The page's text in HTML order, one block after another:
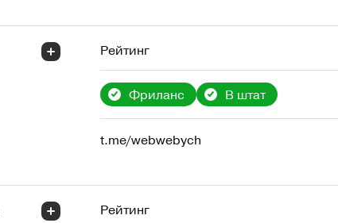
Рейтинг
Фриланс В штат
t.me/webwebych
Рейтинг